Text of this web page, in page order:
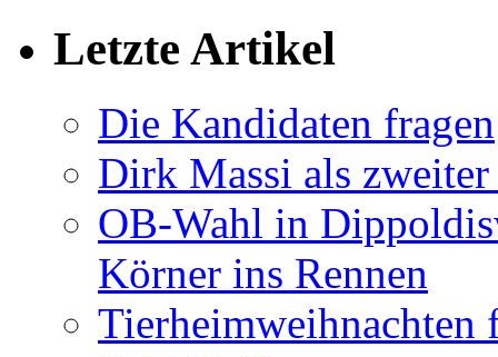
Letzte Artikel
Die Kandidaten fragen
Dirk Massi als
OB-Wahl in
Körner ins Rennen
Tierheimweihnachten